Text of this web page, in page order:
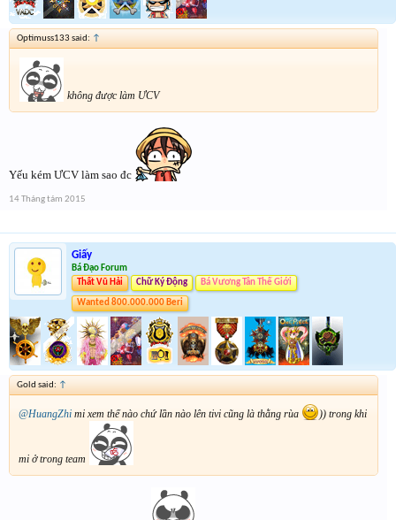
Optimuss133 said: ↑
không được làm ƯCV
Yếu kém ƯCV làm sao đc
14 Tháng tám 2015
Giấy
Bá Đạo Forum
Thất Vũ Hải
Chữ Ký Động Bá Vương Tân Thế Giới
Wanted 800.000.000 Beri
Gold said: ↑
@HuangZhi mi xem thế nào chứ lần nào lên tivi cũng là thằng rùa )) trong khi
mi ở trong team